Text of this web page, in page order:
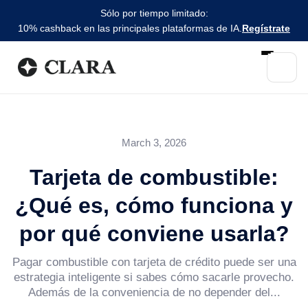
Sólo por tiempo limitado:
10% cashback en las principales plataformas de IA. Regístrate
March 3, 2026
Tarjeta de combustible:
¿Qué es, cómo funciona y
por qué conviene usarla?
Pagar combustible con tarjeta de crédito puede ser una
estrategia inteligente si sabes cómo sacarle provecho.
Además de la conveniencia de no depender del...